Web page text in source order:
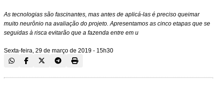
As tecnologias são fascinantes, mas antes de aplicá-las é preciso queimar
muito neurônio na avaliação do projeto. Apresentamos as cinco etapas que se
seguidas à risca evitarão que a fazenda entre em u
Sexta-feira, 29 de março de 2019 - 15h30